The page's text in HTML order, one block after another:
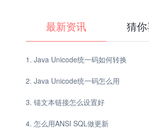
最新资讯 猜
Java Unicode统一码如何转换
Java Unicode统一码怎么用
锚文本链接怎么设置好
怎么用ANSI SQL做更新